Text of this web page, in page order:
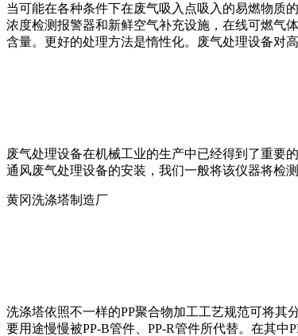
当可能在各种条件下在废气吸入点吸入的易燃物质
浓度检测报警器和新鲜空气补充设施，在线可燃气
含量。更好的处理方法是惰性化。废气处理设备对
废气处理设备在机械工业的生产中已经得到了重要
通风废气处理设备的安装，我们一般将该仪器将检
黄冈洗涤塔制造厂
洗涤塔依照不一样的PP聚合物加工工艺规范可将其
要用途慢慢被PP-B管件、PP-R管件所代替。在其